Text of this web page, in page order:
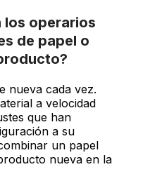
los operarios
de papel o
nueva cada vez.
a velocidad
que han
a su
un papel
nueva en la